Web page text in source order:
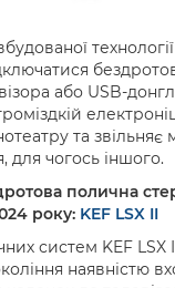
або USB-
та звільняє
для чогось іншого.
полична
року: KEF LSX II
систем KEF LSX
наявністю